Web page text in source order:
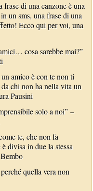
di una canzone è una
un sms, una frase di una
Ecco qui per voi, una
cosa sarebbe mai?”
amico è con te non ti
chi non ha nella vita un
Pausini
solo a noi” –
te, che non fa
divisa in due la stessa
quella vera non